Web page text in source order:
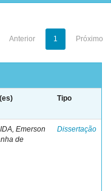
Anterior 1 Próximo
Tipo
Emerson
de
Dissertação